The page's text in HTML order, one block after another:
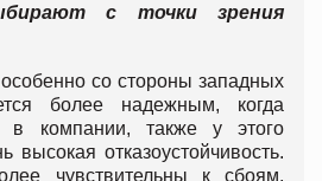
с точки зрения
особенно со стороны западных
более надежным, когда
в компании, также у этого
высокая отказоустойчивость.
чувствительны к сбоям,